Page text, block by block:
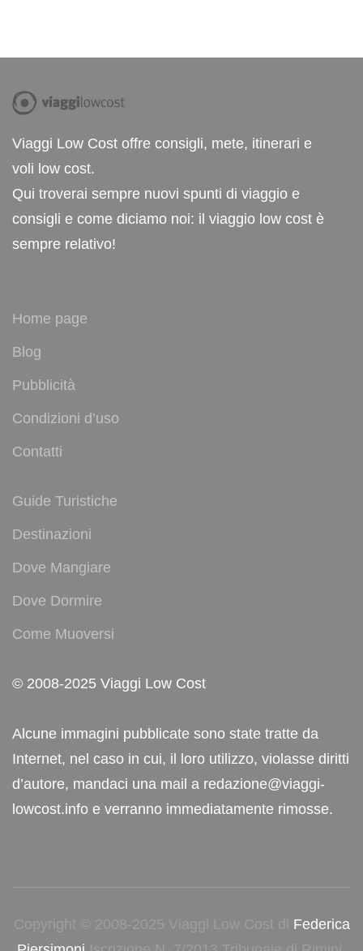
Viaggi Low Cost offre consigli, mete, itinerari e
voli low cost.
Qui troverai sempre nuovi spunti di viaggio e
consigli e come diciamo noi: il viaggio low cost è
sempre relativo!
Home page
Blog
Pubblicità
Condizioni d’uso
Contatti
Guide Turistiche
Destinazioni
Dove Mangiare
Dove Dormire
Come Muoversi
© 2008-2025 Viaggi Low Cost
Alcune immagini pubblicate sono state tratte da
Internet, nel caso in cui, il loro utilizzo, violasse diritti
d’autore, mandaci una mail a redazione@viaggi-
lowcost.info e verranno immediatamente rimosse.
Copyright © 2008-2025 Viaggi Low Cost di Federica